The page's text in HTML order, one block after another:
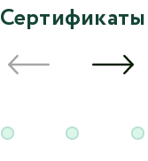
Сертификаты